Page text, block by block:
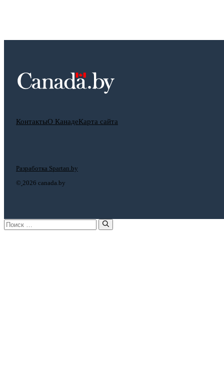
КонтактыО КанадеКарта сайта
© 2026 canada.by
Разработка Spartan.by
Поиск: